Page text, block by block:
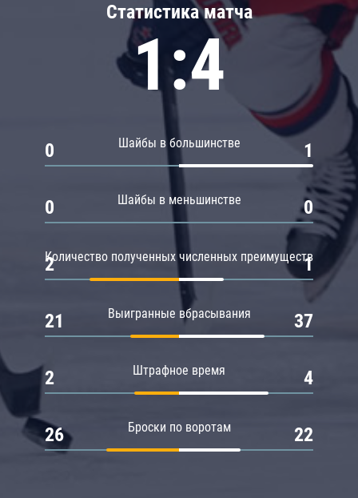
Статистика матча
1:4
Шайбы в большинстве
0 1
Шайбы в меньшинстве
0 0
Количество полученных численных преимуществ
2 1
Выигранные вбрасывания
21 37
Штрафное время
2 4
Броски по воротам
26 22